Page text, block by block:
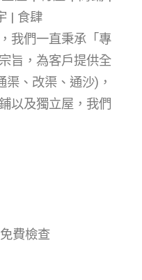
| 食肆
我們一直秉承「專
旨，為客戶提供全
、改渠、通沙)，
以及獨立屋，我們
費檢查